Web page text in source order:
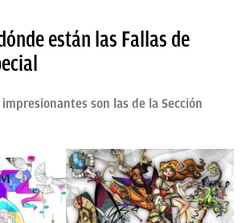
están las Fallas de
son las de la Sección